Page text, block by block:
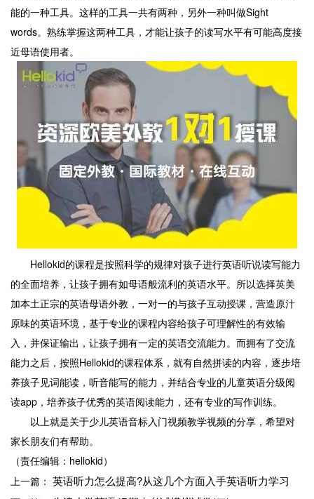
能的一种工具。这样的工具一共有两种，另外一种叫做Sight
words。熟练掌握这两种工具，才能让孩子的读写水平有可能高度接
近母语使用者。
Hellokid的课程是按照科学的规律对孩子进行英语听说读写能力
的全面培养，让孩子拥有如母语般流利的英语水平。所以选择英美
加本土正宗的英语母语外教，一对一的与孩子互动授课，营造原汁
原味的英语环境，基于专业的课程内容给孩子可理解性的有效输
入，并保证输出，让孩子拥有一定的英语交流能力。而拥有了交流
能力之后，按照Hellokid的课程体系，就有自然拼读的内容，逐步培
养孩子见词能读，听音能写的能力，并结合专业的儿童英语分级阅
读app，培养孩子优秀的英语阅读能力，还有专业的写作训练。
以上就是关于少儿英语音标入门视频教学视频的分享，希望对
家长朋友们有帮助。
（责任编辑：hellokid）
上一篇： 英语听力怎么提高?从这几个方面入手英语听力学习